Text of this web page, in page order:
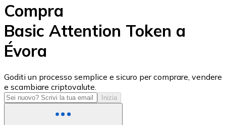
USD Coin
USDC
Compra
Basic Attention Token a
Évora
Goditi un processo semplice e sicuro per comprare, vendere
e scambiare criptovalute.
Inizia